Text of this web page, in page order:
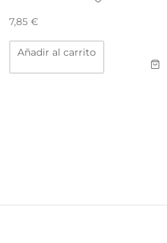
7,85 €
Añadir al carrito